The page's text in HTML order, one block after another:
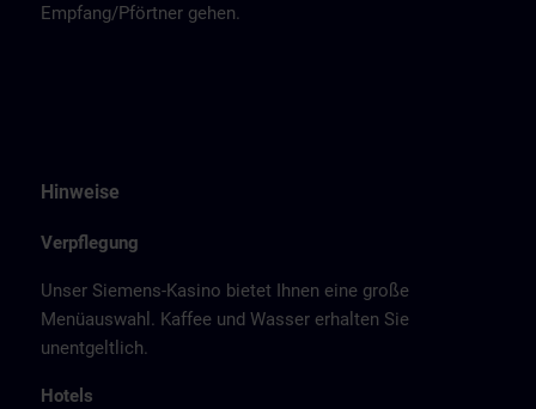
Empfang/Pförtner gehen.
Hinweise
Verpflegung
Unser Siemens-Kasino bietet Ihnen eine große
Menüauswahl. Kaffee und Wasser erhalten Sie
unentgeltlich.
Hotels